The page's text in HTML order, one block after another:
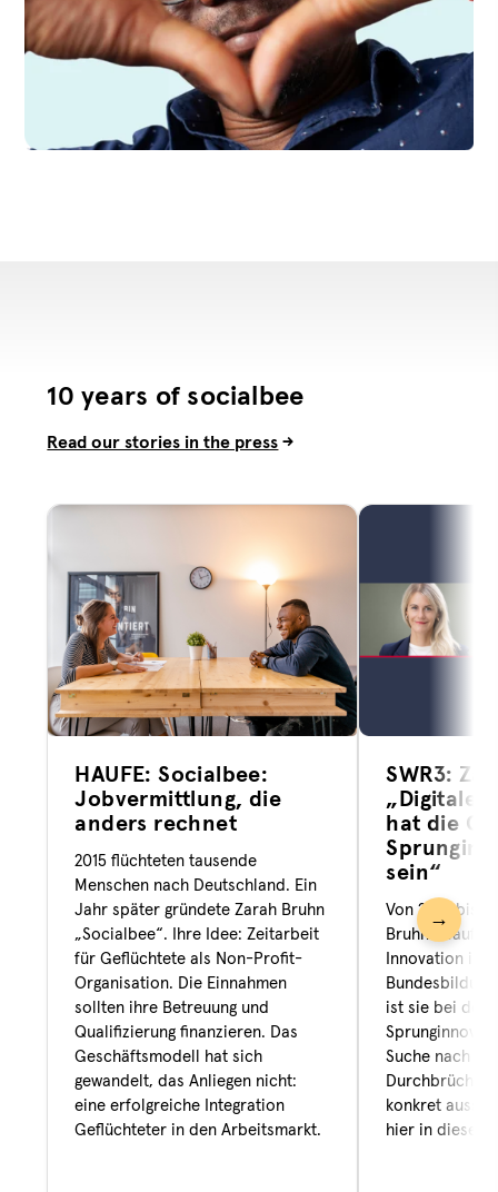
10 years of socialbee
Read our stories in the press ->
→
HAUFE: Socialbee:
Jobvermittlung, die
anders rechnet
2015 flüchteten tausende
Menschen nach Deutschland. Ein
Jahr später gründete Zarah Bruhn
„Socialbee“. Ihre Idee: Zeitarbeit
für Geflüchtete als Non-Profit-
Organisation. Die Einnahmen
sollten ihre Betreuung und
Qualifizierung finanzieren. Das
Geschäftsmodell hat sich
gewandelt, das Anliegen nicht:
eine erfolgreiche Integration
Geflüchteter in den Arbeitsmarkt.
SWR3:
„Digitale
hat die
sein“
Von 2022 bis
Bruhn
Innovation im
ist sie bei der
Suche nach
konkret
hier in diesem